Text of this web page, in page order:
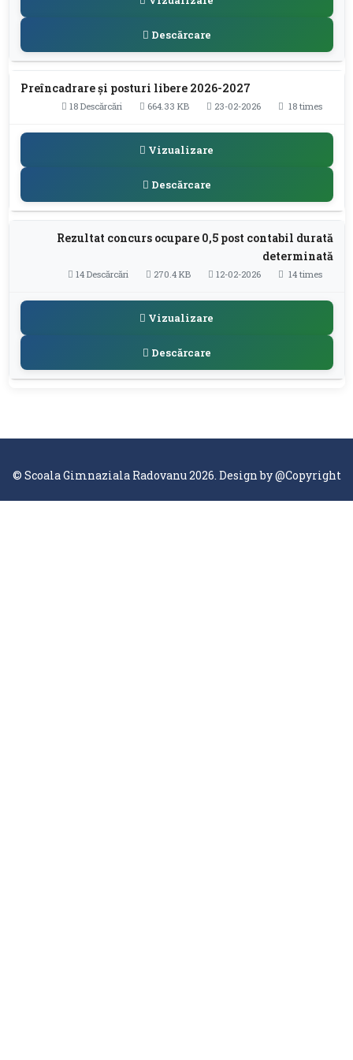
Descărcare
Preîncadrare și posturi libere 2026-2027
18 Descărcări 664.33 KB 23-02-2026 18 times
Vizualizare
Descărcare
Rezultat concurs ocupare 0,5 post contabil durată
determinată
14 Descărcări 270.4 KB 12-02-2026 14 times
Vizualizare
Descărcare
© Scoala Gimnaziala Radovanu 2026. Design by@Copyright